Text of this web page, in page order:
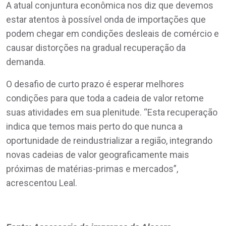
A atual conjuntura econômica nos diz que devemos
estar atentos à possível onda de importações que
podem chegar em condições desleais de comércio e
causar distorções na gradual recuperação da
demanda.
O desafio de curto prazo é esperar melhores
condições para que toda a cadeia de valor retome
suas atividades em sua plenitude. “Esta recuperação
indica que temos mais perto do que nunca a
oportunidade de reindustrializar a região, integrando
novas cadeias de valor geograficamente mais
próximas de matérias-primas e mercados”,
acrescentou Leal.